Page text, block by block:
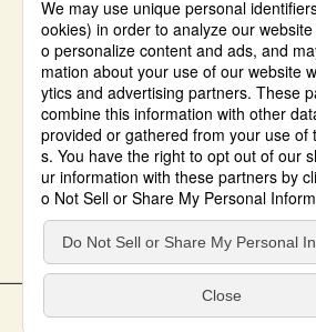
教材サポート
Japanese language
hed by Bonjinsha
© Bonjinsha Co., LTD. All Rights